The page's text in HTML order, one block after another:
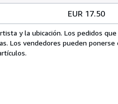
EUR 17.50
y la ubicación. Los pedidos
Los vendedores pueden